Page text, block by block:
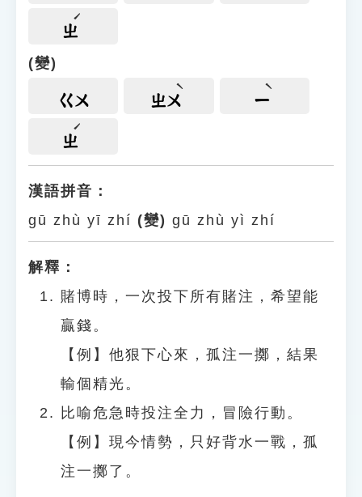
教學應用
貓頭鷹博士
ㄓ
(變)
ㄍㄨ ㄓㄨ ㄧ
ㄓ
漢語拼音：
gū zhù yī zhí (變) gū zhù yì zhí
解釋：
賭博時，一次投下所有賭注，希望能
贏錢。
【例】他狠下心來，孤注一擲，結果
輸個精光。
比喻危急時投注全力，冒險行動。
【例】現今情勢，只好背水一戰，孤
注一擲了。